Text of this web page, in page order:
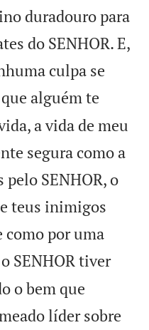
duradouro para
do SENHOR. E,
culpa se
alguém te
a vida de meu
segura como a
SENHOR, o
teus inimigos
como por uma
SENHOR tiver
o bem que
líder sobre